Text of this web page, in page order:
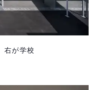
右が学校